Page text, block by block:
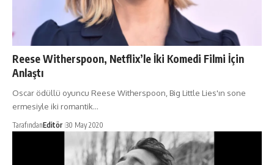
Reese Witherspoon, Netflix’le İki Komedi Filmi İçin
Anlaştı
Oscar ödüllü oyuncu Reese Witherspoon, Big Little Lies'ın sone
ermesiyle iki romantik…
TarafındanEditör 30 May 2020